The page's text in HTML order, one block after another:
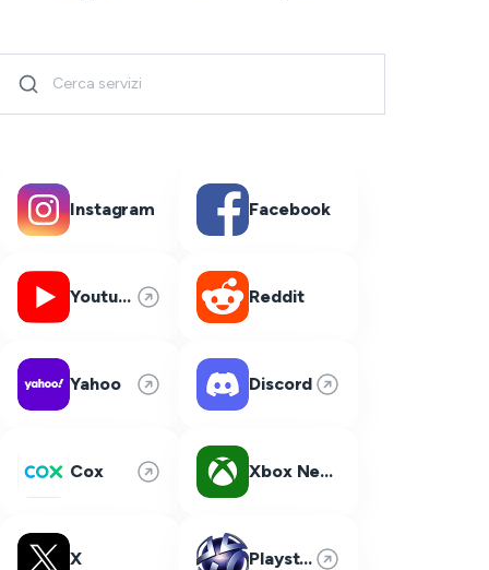
Instagram Facebook
Youtube Reddit
Yahoo Discord
Cox Xbox Network
X Playstation Network